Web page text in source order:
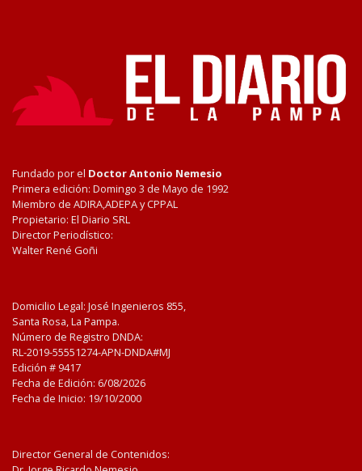
Fundado por el Doctor Antonio Nemesio
Primera edición: Domingo 3 de Mayo de 1992
Miembro de ADIRA,ADEPA y CPPAL
Propietario: El Diario SRL
Director Periodístico:
Walter René Goñi
Domicilio Legal: José Ingenieros 855,
Santa Rosa, La Pampa.
Número de Registro DNDA:
RL-2019-55551274-APN-DNDA#MJ
Edición # 9417
Fecha de Edición: 6/08/2026
Fecha de Inicio: 19/10/2000
Director General de Contenidos: